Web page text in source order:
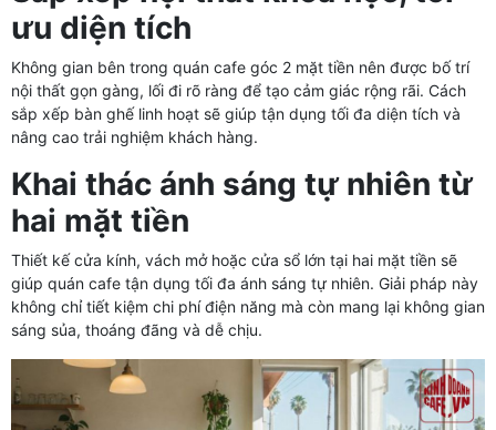
ưu diện tích
Không gian bên trong quán cafe góc 2 mặt tiền nên được bố trí
nội thất gọn gàng, lối đi rõ ràng để tạo cảm giác rộng rãi. Cách
sắp xếp bàn ghế linh hoạt sẽ giúp tận dụng tối đa diện tích và
nâng cao trải nghiệm khách hàng.
Khai thác ánh sáng tự nhiên từ
hai mặt tiền
Thiết kế cửa kính, vách mở hoặc cửa sổ lớn tại hai mặt tiền sẽ
giúp quán cafe tận dụng tối đa ánh sáng tự nhiên. Giải pháp này
không chỉ tiết kiệm chi phí điện năng mà còn mang lại không gian
sáng sủa, thoáng đãng và dễ chịu.